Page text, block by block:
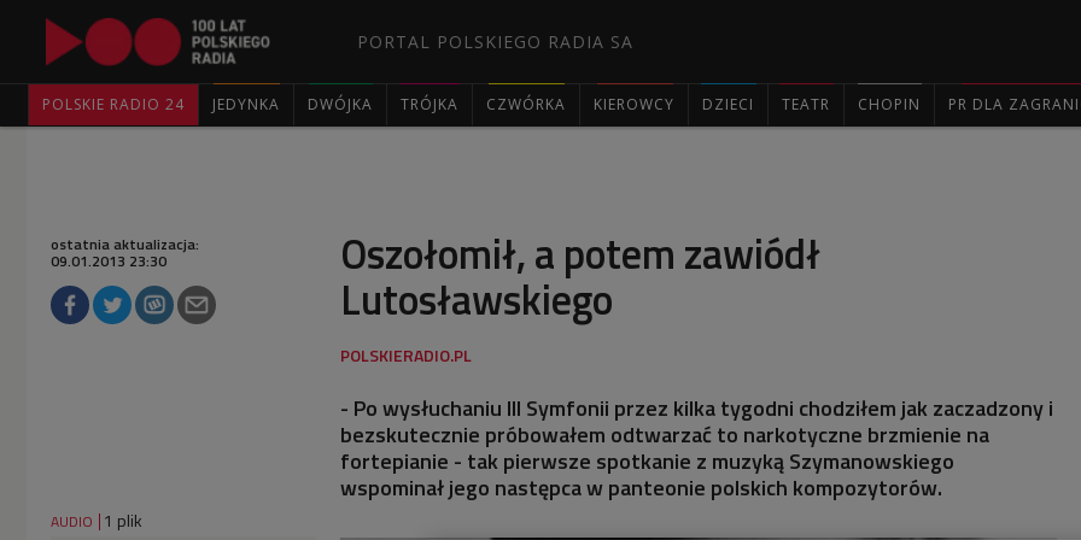
PORTAL POLSKIEGO RADIA SA
POLSKIE RADIO 24 JEDYNKA DWÓJKA TRÓJKA CZWÓRKA KIEROWCY DZIECI TEATR CHOPIN PR DLA
Oszołomił, a potem zawiódł
Lutosławskiego
ostatnia aktualizacja:
09.01.2013 23:30
- Po wysłuchaniu III Symfonii przez kilka tygodni chodziłem jak zaczadzony i
bezskutecznie próbowałem odtwarzać to narkotyczne brzmienie na
fortepianie - tak pierwsze spotkanie z muzyką Szymanowskiego
wspominał jego następca w panteonie polskich kompozytorów.
AUDIO 1 plik